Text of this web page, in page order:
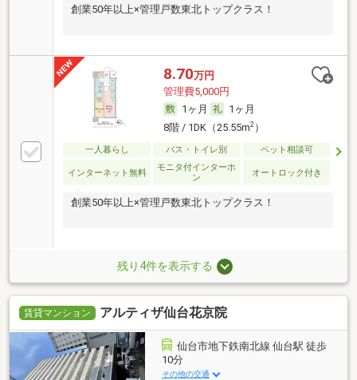
創業50年以上×管理戸数東北トップクラス！
8.70万円
管理費5,000円
1ヶ月
1ヶ月
8階 / 1DK（25.55m2）
一人暮らし バス・トイレ別 ペット相談可
インターネット無料
モニタ付インターホ
ン
オートロック付き
創業50年以上×管理戸数東北トップクラス！
残り4件を表示する
賃貸マンション アルティザ仙台花京院
仙台市地下鉄南北線 仙台駅 徒歩
10分
その他の交通